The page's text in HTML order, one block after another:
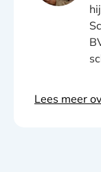
Lees meer